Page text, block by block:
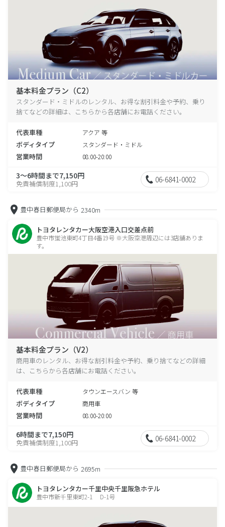
基本料金プラン（C2）
スタンダード・ミドルのレンタル、お得な割引料金や予約、乗り
捨てなどの詳細は、こちらから各店舗にお電話ください。
代表車種 アクア 等
ボディタイプ スタンダード・ミドル
営業時間 08:00-20:00
3～6時間まで7,150円
免責補償制度1,100円 06-6841-0002
豊中春日郵便局から 2340m
トヨタレンタカー大阪空港入口交差点前
豊中市蛍池東町4丁目4番19号 ※大阪空港周辺には3店舗ありま
す。
基本料金プラン（V2）
商用車のレンタル、お得な割引料金や予約、乗り捨てなどの詳細
は、こちらから各店舗にお電話ください。
代表車種 タウンエースバン 等
ボディタイプ 商用車
営業時間 08:00-20:00
6時間まで7,150円
免責補償制度1,100円 06-6841-0002
豊中春日郵便局から 2695m
トヨタレンタカー千里中央千里阪急ホテル
豊中市新千里東町2-1 D-1号